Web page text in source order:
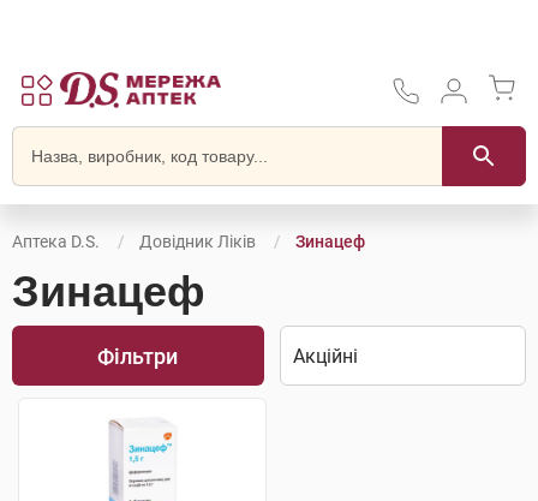
Аптека D.S. Довідник Ліків Зинацеф
Зинацеф
Фільтри